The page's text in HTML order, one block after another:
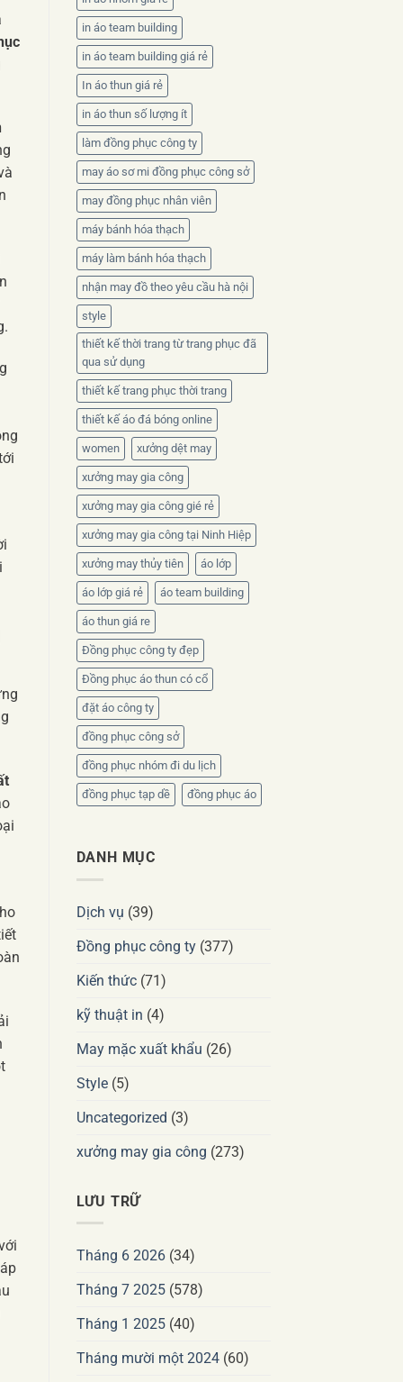
in áo team building
in áo team building giá rẻ
In áo thun giá rẻ
in áo thun số lượng ít
làm đồng phục công ty
may áo sơ mi đồng phục công sở
may đồng phục nhân viên
máy bánh hóa thạch
máy làm bánh hóa thạch
nhận may đồ theo yêu cầu hà nội
style
thiết kế thời trang từ trang phục đã
qua sử dụng
thiết kế trang phục thời trang
thiết kế áo đá bóng online
women xưởng dệt may
xưởng may gia công
xưởng may gia công gié rẻ
xưởng may gia công tại Ninh Hiệp
xưởng may thủy tiên áo lớp
áo lớp giá rẻ áo team building
áo thun giá re
Đồng phục công ty đẹp
Đồng phục áo thun có cổ
đặt áo công ty
đồng phục công sở
đồng phục nhóm đi du lịch
đồng phục tạp dề đồng phục áo
DANH MỤC
Dịch vụ (39)
Đồng phục công ty(377)
Kiến thức(71)
kỹ thuật in (4)
May mặc xuất khẩu (26)
Style(5)
Uncategorized (3)
xưởng may gia công (273)
LƯU TRỮ
Tháng 6 2026(34)
Tháng 7 2025(578)
Tháng 1 2025(40)
Tháng mười một 2024(60)